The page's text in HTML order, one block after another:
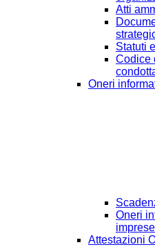
Atti
Statuti
Codice
Oneri
Oneri
imprese
Attestazioni